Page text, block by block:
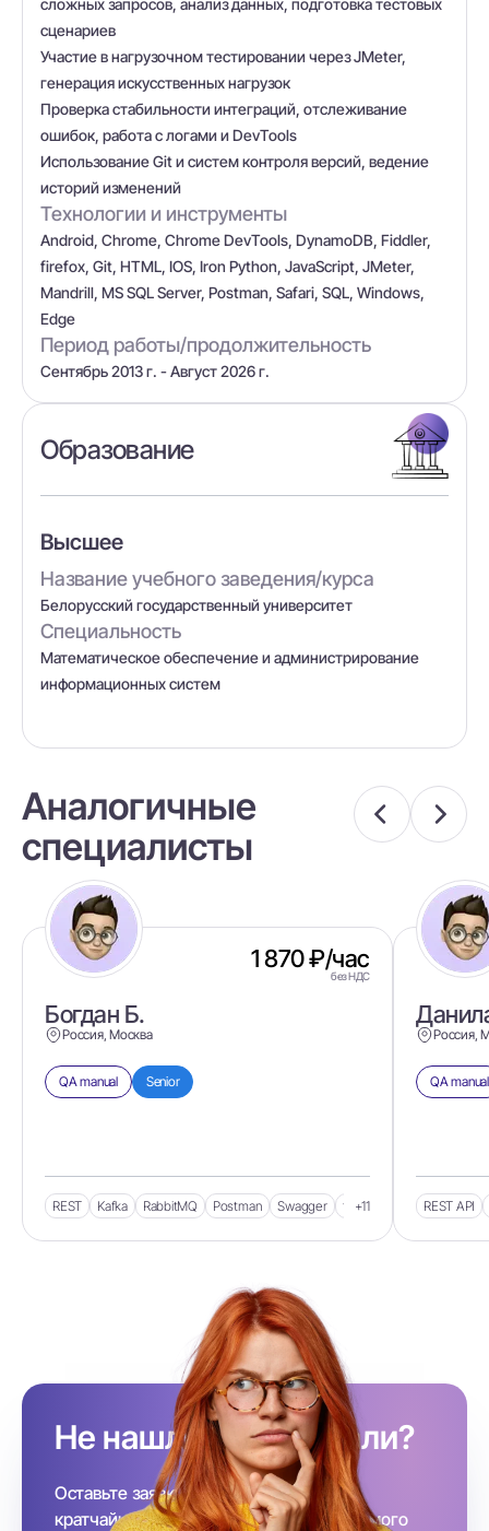
сложных запросов, анализ данных, подготовка тестовых
сценариев
Участие в нагрузочном тестировании через JMeter,
генерация искусственных нагрузок
Проверка стабильности интеграций, отслеживание
ошибок, работа с логами и DevTools
Использование Git и систем контроля версий, ведение
историй изменений
Технологии и инструменты
Android, Chrome, Chrome DevTools, DynamoDB, Fiddler,
firefox, Git, HTML, IOS, Iron Python, JavaScript, JMeter,
Mandrill, MS SQL Server, Postman, Safari, SQL, Windows,
Edge
Период работы/продолжительность
Сентябрь 2013 г. - Август 2026 г.
Образование
Высшее
Название учебного заведения/курса
Белорусский государственный университет
Специальность
Математическое обеспечение и администрирование
информационных систем
Аналогичные
специалисты
Богдан Б.
Россия, Москва
1 870 ₽/час
без НДС
QA manual Senior
REST Kafka RabbitMQ Postman Swagger front
+11
Россия,
QA manual
REST API
Не нашли, кого искали?
Оставьте заявку и, наша команда в
кратчайшие сроки подберёт необходимого